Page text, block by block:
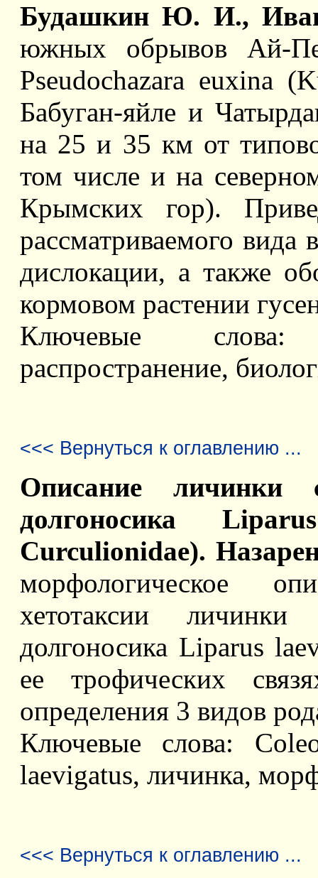
Будашкин Ю. И.,
южных обрывов Ай-
Pseudochazara euxina
Бабуган-яйле и
на 25 и 35 км от
том числе и на
Крымских гор).
рассматриваемого вида
дислокации, а также
кормовом растении
Ключевые слова:
распространение,
<<< Вернуться к оглавлению ...
Описание личинки
долгоносика
Curculionidae).
морфологическое
хетотаксии
долгоносика Liparus
ее трофических
определения 3 видов
Ключевые слова:
laevigatus, личинка,
<<< Вернуться к оглавлению ...